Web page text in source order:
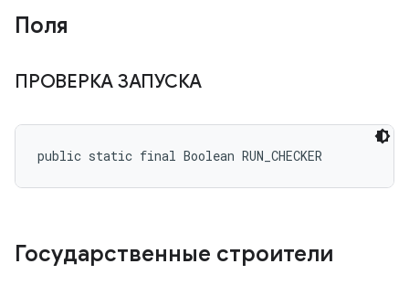
Поля
ПРОВЕРКА ЗАПУСКА
public static final Boolean RUN_CHECKER
Государственные строители